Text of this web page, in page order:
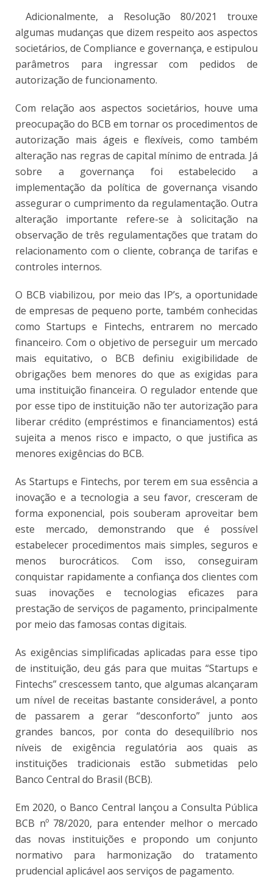
Adicionalmente, a Resolução 80/2021 trouxe
algumas mudanças que dizem respeito aos aspectos
societários, de Compliance e governança, e estipulou
parâmetros para ingressar com pedidos de
autorização de funcionamento.
Com relação aos aspectos societários, houve uma
preocupação do BCB em tornar os procedimentos de
autorização mais ágeis e flexíveis, como também
alteração nas regras de capital mínimo de entrada. Já
sobre a governança foi estabelecido a
implementação da política de governança visando
assegurar o cumprimento da regulamentação. Outra
alteração importante refere-se à solicitação na
observação de três regulamentações que tratam do
relacionamento com o cliente, cobrança de tarifas e
controles internos.
O BCB viabilizou, por meio das IP’s, a oportunidade
de empresas de pequeno porte, também conhecidas
como Startups e Fintechs, entrarem no mercado
financeiro. Com o objetivo de perseguir um mercado
mais equitativo, o BCB definiu exigibilidade de
obrigações bem menores do que as exigidas para
uma instituição financeira. O regulador entende que
por esse tipo de instituição não ter autorização para
liberar crédito (empréstimos e financiamentos) está
sujeita a menos risco e impacto, o que justifica as
menores exigências do BCB.
As Startups e Fintechs, por terem em sua essência a
inovação e a tecnologia a seu favor, cresceram de
forma exponencial, pois souberam aproveitar bem
este mercado, demonstrando que é possível
estabelecer procedimentos mais simples, seguros e
menos burocráticos. Com isso, conseguiram
conquistar rapidamente a confiança dos clientes com
suas inovações e tecnologias eficazes para
prestação de serviços de pagamento, principalmente
por meio das famosas contas digitais.
As exigências simplificadas aplicadas para esse tipo
de instituição, deu gás para que muitas “Startups e
Fintechs” crescessem tanto, que algumas alcançaram
um nível de receitas bastante considerável, a ponto
de passarem a gerar “desconforto” junto aos
grandes bancos, por conta do desequilíbrio nos
níveis de exigência regulatória aos quais as
instituições tradicionais estão submetidas pelo
Banco Central do Brasil (BCB).
Em 2020, o Banco Central lançou a Consulta Pública
BCB nº 78/2020, para entender melhor o mercado
das novas instituições e propondo um conjunto
normativo para harmonização do tratamento
prudencial aplicável aos serviços de pagamento.